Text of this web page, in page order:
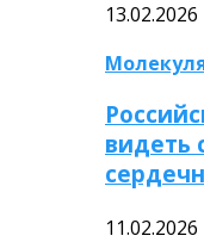
13.02.2026
видеть
11.02.2026